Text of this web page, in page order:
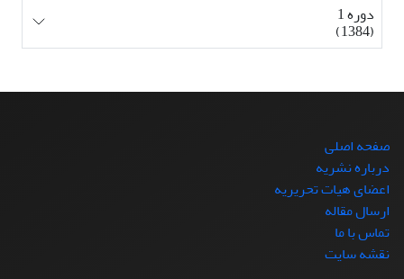
دوره 1
(1384)
صفحه اصلی
درباره نشریه
اعضای هیات تحریریه
ارسال مقاله
تماس با ما
نقشه سایت